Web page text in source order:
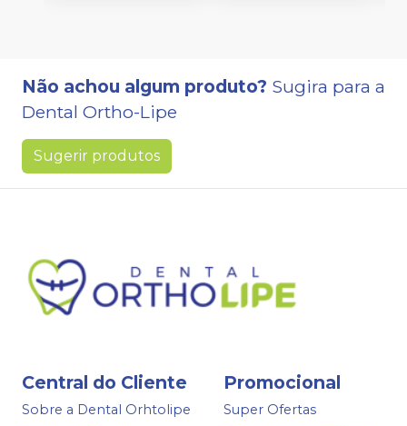
Não achou algum produto? Sugira para a
Dental Ortho-Lipe
Sugerir produtos
Central do Cliente
Sobre a Dental Orhtolipe
Promocional
Super Ofertas